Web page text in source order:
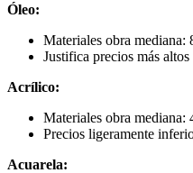
Óleo:
Materiales obra mediana:
Justifica precios más
Acrílico:
Materiales obra mediana:
Precios ligeramente
Acuarela: